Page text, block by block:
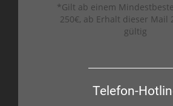
*Gilt ab einem
250€, ab Erhalt dieser Mail
gültig
Telefon-